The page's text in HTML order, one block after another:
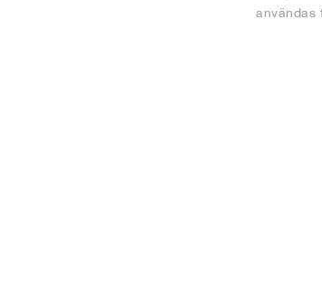
användas